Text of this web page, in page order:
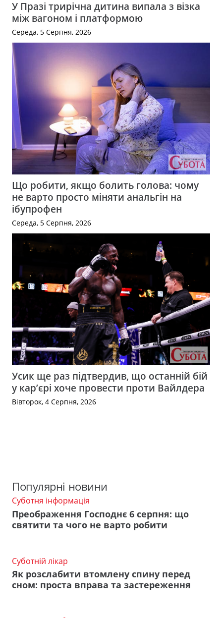
У Празі трирічна дитина випала з візка
між вагоном і платформою
Середа, 5 Серпня, 2026
Що робити, якщо болить голова: чому
не варто просто міняти анальгін на
ібупрофен
Середа, 5 Серпня, 2026
Усик ще раз підтвердив, що останній бій
у кар’єрі хоче провести проти Вайлдера
Вівторок, 4 Серпня, 2026
Популярні новини
Суботня інформація
Преображення Господнє 6 серпня: що
святити та чого не варто робити
Суботній лікар
Як розслабити втомлену спину перед
сном: проста вправа та застереження